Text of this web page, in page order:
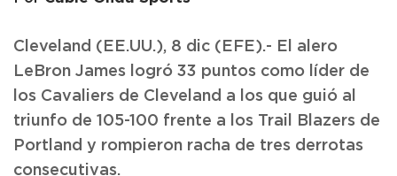
Cleveland (EE.UU.), 8 dic (EFE).- El alero
LeBron James logró 33 puntos como líder de
los Cavaliers de Cleveland a los que guió al
triunfo de 105-100 frente a los Trail Blazers de
Portland y rompieron racha de tres derrotas
consecutivas.